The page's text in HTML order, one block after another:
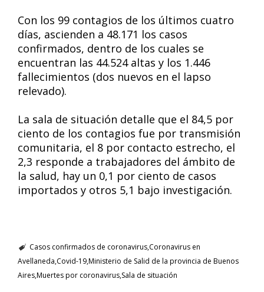
Con los 99 contagios de los últimos cuatro
días, ascienden a 48.171 los casos
confirmados, dentro de los cuales se
encuentran las 44.524 altas y los 1.446
fallecimientos (dos nuevos en el lapso
relevado).
La sala de situación detalle que el 84,5 por
ciento de los contagios fue por transmisión
comunitaria, el 8 por contacto estrecho, el
2,3 responde a trabajadores del ámbito de
la salud, hay un 0,1 por ciento de casos
importados y otros 5,1 bajo investigación.
Casos confirmados de coronavirusCoronavirus en
Avellaneda Covid-19Ministerio de Salid de la provincia de Buenos
AiresMuertes por coronavirus Sala de situación